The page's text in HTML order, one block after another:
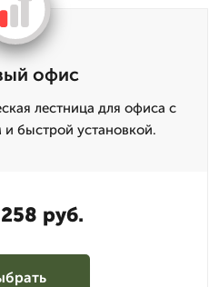
офис
лестница для офиса с
быстрой установкой.
руб.